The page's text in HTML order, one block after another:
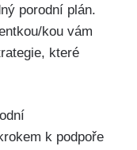
porodní plán.
kou vám
⁢které
k podpoře